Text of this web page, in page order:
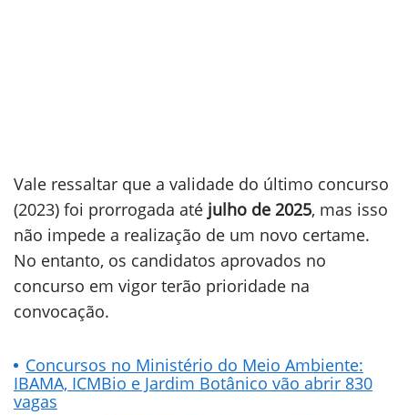
Vale ressaltar que a validade do último concurso
(2023) foi prorrogada até julho de 2025, mas isso
não impede a realização de um novo certame.
No entanto, os candidatos aprovados no
concurso em vigor terão prioridade na
convocação.
Concursos no Ministério do Meio Ambiente:
IBAMA, ICMBio e Jardim Botânico vão abrir 830
vagas